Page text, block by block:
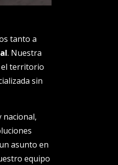
tanto a
. Nuestra
el territorio
sin
nacional,
asunto en
equipo